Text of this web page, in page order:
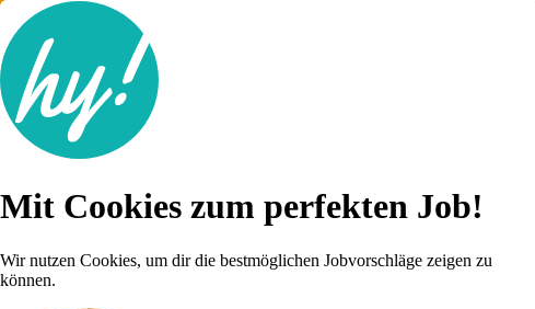
Lebenslauf
Mit Cookies zum perfekten Job!
Wir nutzen Cookies, um dir die bestmöglichen Jobvorschläge zeigen zu
können.